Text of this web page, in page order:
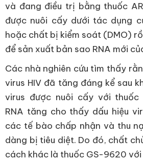
và đang điều trị bằng thuốc
được nuôi cấy dưới tác dụng
hoặc chất bị kiểm soát (DMO)
để sản xuất bản sao RNA mới
Các nhà nghiên cứu tìm thấy
virus HIV đã tăng đáng kể sau
virus được nuôi cấy với thuốc
RNA tăng cho thấy dấu hiệu
các tế bào chấp nhận và thu
dàng bị tiêu diệt. Do đó, chất
cách khác là thuốc GS-9620